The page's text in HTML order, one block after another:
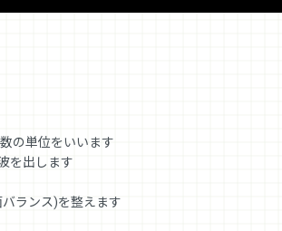
の単位をいいます
を出します
ランス)を整えます